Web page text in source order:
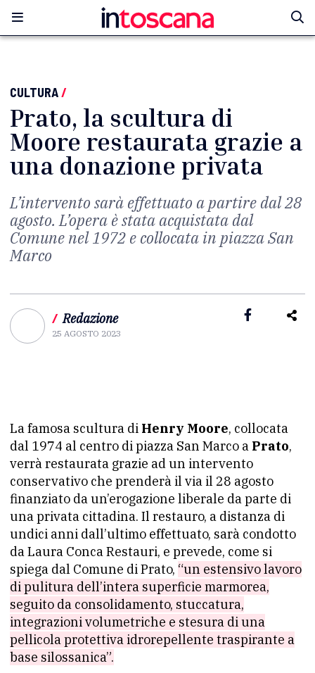
CULTURA/
Prato, la scultura di
Moore restaurata grazie a
una donazione privata
L’intervento sarà effettuato a partire dal 28
agosto. L’opera è stata acquistata dal
Comune nel 1972 e collocata in piazza San
Marco
/ Redazione
25 AGOSTO 2023
La famosa scultura di Henry Moore, collocata
dal 1974 al centro di piazza San Marco a Prato,
verrà restaurata grazie ad un intervento
conservativo che prenderà il via il 28 agosto
finanziato da un’erogazione liberale da parte di
una privata cittadina. Il restauro, a distanza di
undici anni dall’ultimo effettuato, sarà condotto
da Laura Conca Restauri, e prevede, come si
spiega dal Comune di Prato, “un estensivo lavoro
di pulitura dell’intera superficie marmorea,
seguito da consolidamento, stuccatura,
integrazioni volumetriche e stesura di una
pellicola protettiva idrorepellente traspirante a
base silossanica”.